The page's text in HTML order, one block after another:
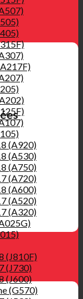
(A920)
(A530)
(A750)
(A720)
(A600)
(A520)
(A320)
(J810F)
(J730)
(J600)
(G570)